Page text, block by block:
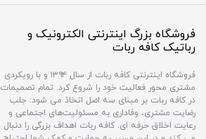
فروشگاه بزرگ اینترنتی الکترونیک و
رباتیک کافه ربات
فروشگاه اینترنتی کافه ربات از سال ۱۳۹۴ و با رویکردی
مشتری محور فعالیت خود را شروع کرد. تمام تصمیمات
در کافه ربات بر مبنای سه اصل اتخاذ می شود: جلب
رضایت مشتری، وفاداری به مسئولیت‌های اجتماعی و
رعایت اخلاق حرفه ای. کافه ربات اهداف بزرگی را دنبال